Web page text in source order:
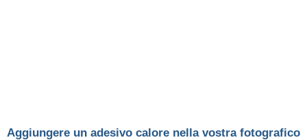
Aggiungere un adesivo calore nella vostra fotografico